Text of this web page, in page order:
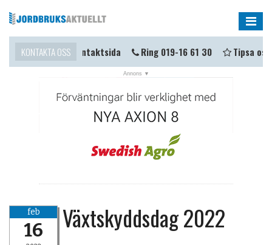
NYHETER
ANNONSERA
KONTAKTA OSS
i kontakt? Kontaktsida Ring 019-16 61 30 Tipsa oss
feb
16 Växtskyddsdag 2022